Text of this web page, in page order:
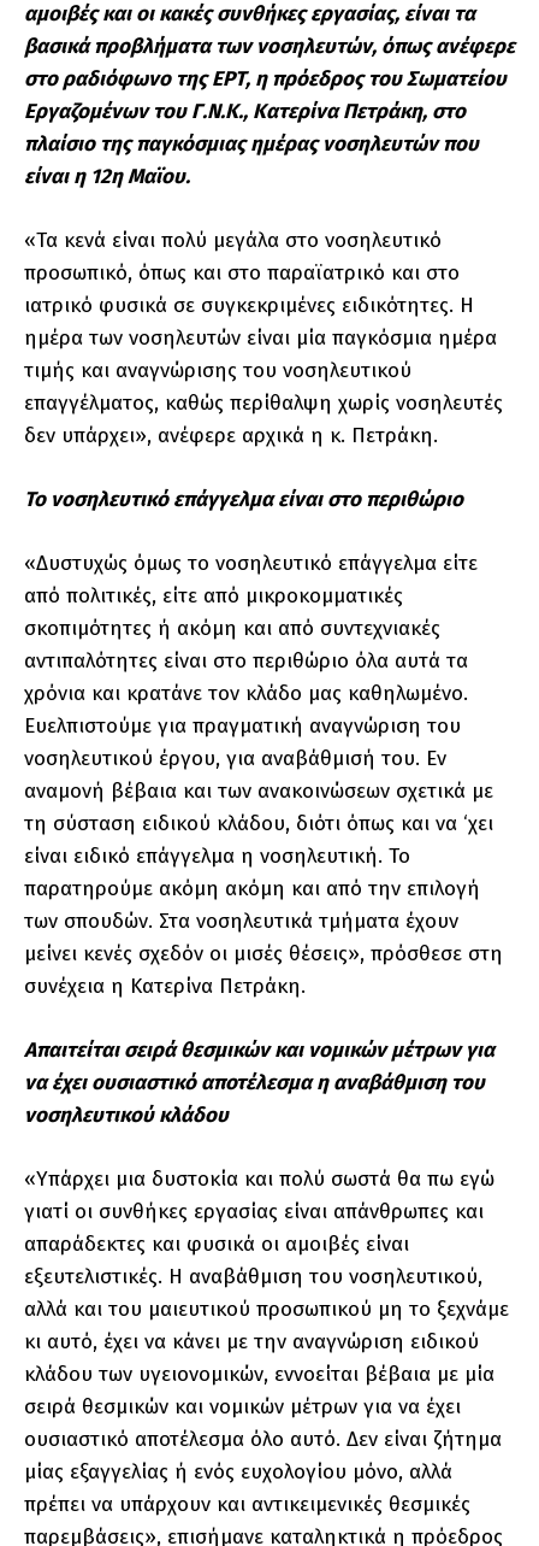
αμοιβές και οι κακές συνθήκες εργασίας, είναι τα
βασικά προβλήματα των νοσηλευτών, όπως ανέφερε
στο ραδιόφωνο της ΕΡΤ, η πρόεδρος του Σωματείου
Εργαζομένων του Γ.Ν.Κ., Κατερίνα Πετράκη, στο
πλαίσιο της παγκόσμιας ημέρας νοσηλευτών που
είναι η 12η Μαϊου.
«Τα κενά είναι πολύ μεγάλα στο νοσηλευτικό
προσωπικό, όπως και στο παραϊατρικό και στο
ιατρικό φυσικά σε συγκεκριμένες ειδικότητες. Η
ημέρα των νοσηλευτών είναι μία παγκόσμια ημέρα
τιμής και αναγνώρισης του νοσηλευτικού
επαγγέλματος, καθώς περίθαλψη χωρίς νοσηλευτές
δεν υπάρχει», ανέφερε αρχικά η κ. Πετράκη.
Το νοσηλευτικό επάγγελμα είναι στο περιθώριο
«Δυστυχώς όμως το νοσηλευτικό επάγγελμα είτε
από πολιτικές, είτε από μικροκομματικές
σκοπιμότητες ή ακόμη και από συντεχνιακές
αντιπαλότητες είναι στο περιθώριο όλα αυτά τα
χρόνια και κρατάνε τον κλάδο μας καθηλωμένο.
Ευελπιστούμε για πραγματική αναγνώριση του
νοσηλευτικού έργου, για αναβάθμισή του. Εν
αναμονή βέβαια και των ανακοινώσεων σχετικά με
τη σύσταση ειδικού κλάδου, διότι όπως και να ‘χει
είναι ειδικό επάγγελμα η νοσηλευτική. Το
παρατηρούμε ακόμη ακόμη και από την επιλογή
των σπουδών. Στα νοσηλευτικά τμήματα έχουν
μείνει κενές σχεδόν οι μισές θέσεις», πρόσθεσε στη
συνέχεια η Κατερίνα Πετράκη.
Απαιτείται σειρά θεσμικών και νομικών μέτρων για
να έχει ουσιαστικό αποτέλεσμα η αναβάθμιση του
νοσηλευτικού κλάδου
«Υπάρχει μια δυστοκία και πολύ σωστά θα πω εγώ
γιατί οι συνθήκες εργασίας είναι απάνθρωπες και
απαράδεκτες και φυσικά οι αμοιβές είναι
εξευτελιστικές. Η αναβάθμιση του νοσηλευτικού,
αλλά και του μαιευτικού προσωπικού μη το ξεχνάμε
κι αυτό, έχει να κάνει με την αναγνώριση ειδικού
κλάδου των υγειονομικών, εννοείται βέβαια με μία
σειρά θεσμικών και νομικών μέτρων για να έχει
ουσιαστικό αποτέλεσμα όλο αυτό. Δεν είναι ζήτημα
μίας εξαγγελίας ή ενός ευχολογίου μόνο, αλλά
πρέπει να υπάρχουν και αντικειμενικές θεσμικές
παρεμβάσεις», επισήμανε καταληκτικά η πρόεδρος